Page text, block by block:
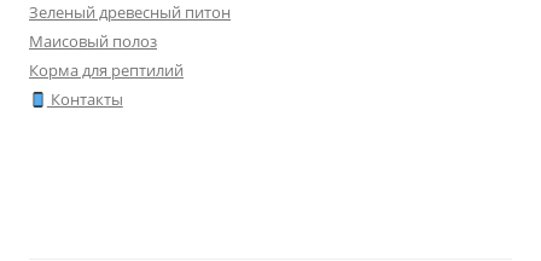
Зеленый древесный питон
Маисовый полоз
Корма для рептилий
Контакты